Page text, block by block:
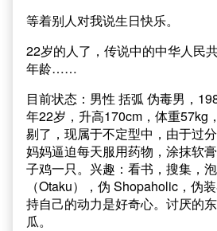
等着别人对我说生日快乐。
22岁的人了，传说中的中华人民
年龄……
目前状态：男性 括弧 伪毒男，
年22岁，升高170cm，体重57kg
剔了，现属于不定型中，由于过
妈妈逼迫每天服用药物，涂抹软
子鸡一只。兴趣：看书，搜集，
（Otaku），伪 Shopaholic，伪
持自己的动力是好奇心。讨厌的
瓜。